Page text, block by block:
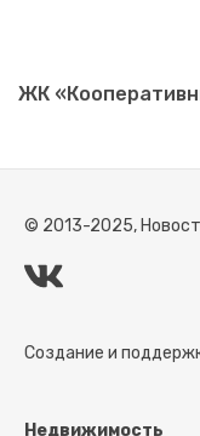
ЖК
© 2013-2025,
Создание и
Недвижимость